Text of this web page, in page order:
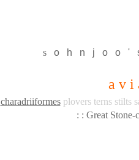
s o h n j o o '
a v i
charadriiformes plovers terns stilts
: : Great